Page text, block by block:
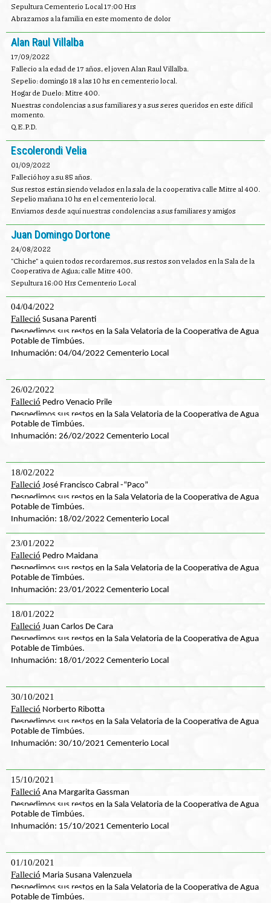
Sepultura Cementerio Local 17:00 Hrs
Abrazamos a la familia en este momento de dolor
Alan Raul Villalba
17/09/2022
Fallecio a la edad de 17 años, el joven Alan Raul Villalba.
Sepelio: domingo 18 a las 10 hs en cementerio local.
Hogar de Duelo: Mitre 400.
Nuestras condolencias a sus familiares y a sus seres queridos en este difícil
momento.
Q.E.P.D.
Escolerondi Velia
01/09/2022
Falleció hoy a su 85 años.
Sus restos están siendo velados en la sala de la cooperativa calle Mitre al 400.
Sepelio mañana 10 hs en el cementerio local.
Enviamos desde aquí nuestras condolencias a sus familiares y amigos
Juan Domingo Dortone
24/08/2022
"Chiche" a quien todos recordaremos, sus restos son velados en la Sala de la
Cooperativa de Agua; calle Mitre 400.
Sepultura 16:00 Hrs Cementerio Local
04/04/2022
Falleció Susana Parenti
Despedimos sus restos en la Sala Velatoria de la Cooperativa de Agua
Potable de Timbúes.
Inhumación: 04/04/2022 Cementerio Local
26/02/2022
Falleció Pedro Venacio Prile
Despedimos sus restos en la Sala Velatoria de la Cooperativa de Agua
Potable de Timbúes.
Inhumación: 26/02/2022 Cementerio Local
18/02/2022
Falleció José Francisco Cabral -“Paco”
Despedimos sus restos en la Sala Velatoria de la Cooperativa de Agua
Potable de Timbúes.
Inhumación: 18/02/2022 Cementerio Local
23/01/2022
Falleció Pedro Maidana
Despedimos sus restos en la Sala Velatoria de la Cooperativa de Agua
Potable de Timbúes.
Inhumación: 23/01/2022 Cementerio Local
18/01/2022
Falleció Juan Carlos De Cara
Despedimos sus restos en la Sala Velatoria de la Cooperativa de Agua
Potable de Timbúes.
Inhumación: 18/01/2022 Cementerio Local
30/10/2021
Falleció Norberto Ribotta
Despedimos sus restos en la Sala Velatoria de la Cooperativa de Agua
Potable de Timbúes.
Inhumación: 30/10/2021 Cementerio Local
15/10/2021
Falleció Ana Margarita Gassman
Despedimos sus restos en la Sala Velatoria de la Cooperativa de Agua
Potable de Timbúes.
Inhumación: 15/10/2021 Cementerio Local
01/10/2021
Falleció Maria Susana Valenzuela
Despedimos sus restos en la Sala Velatoria de la Cooperativa de Agua
Potable de Timbúes.